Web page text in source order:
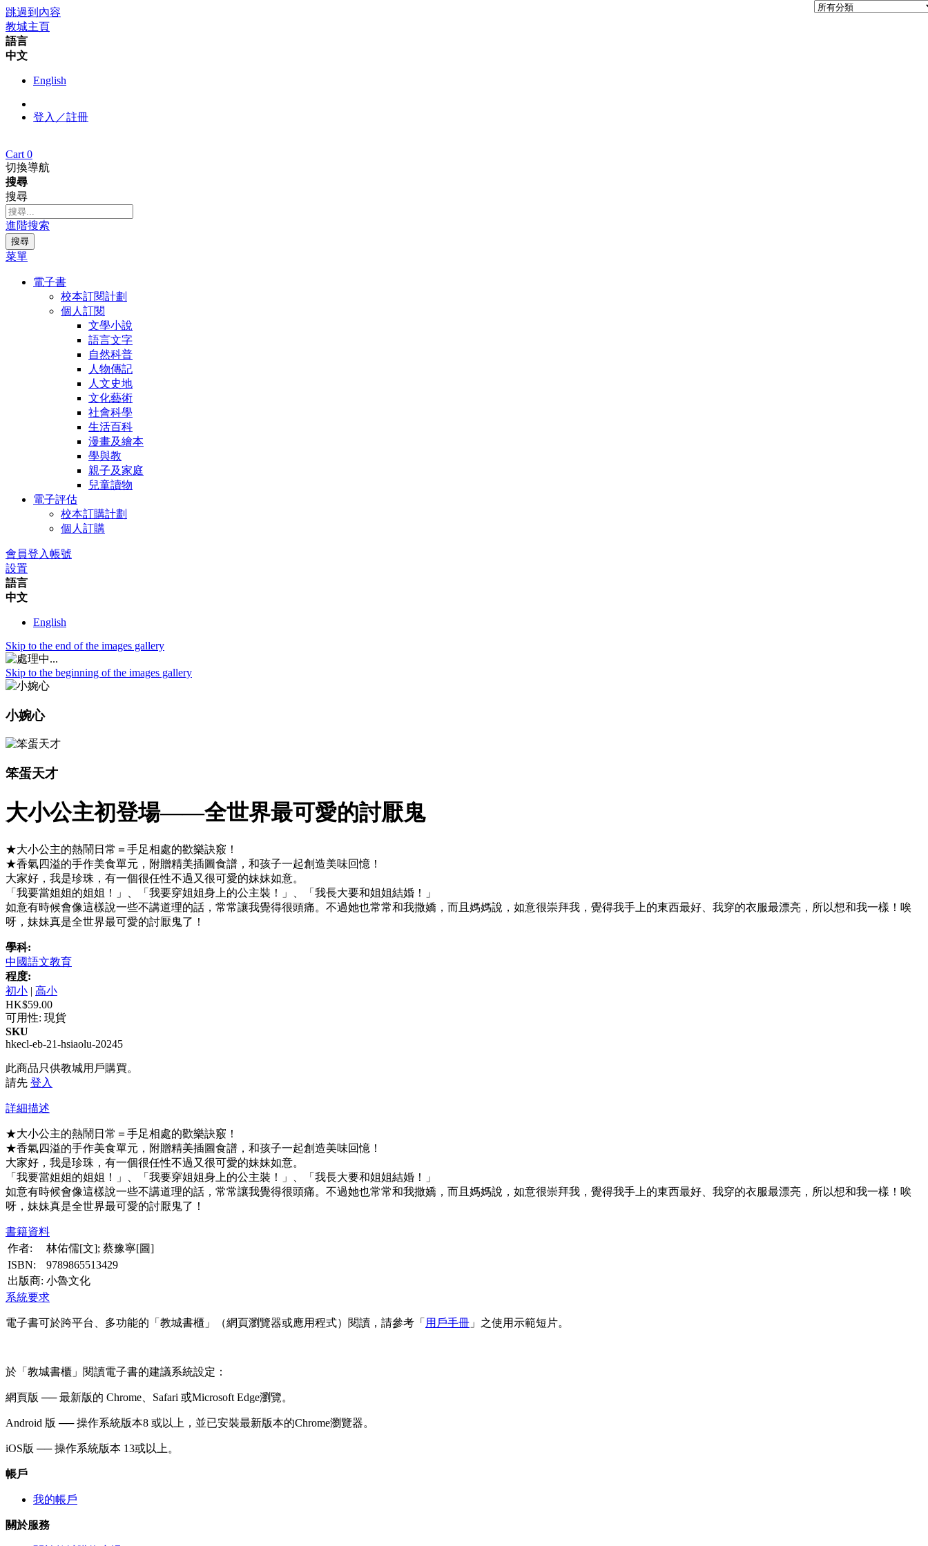
跳過到內容
教城主頁
語言
中文
English
登入／註冊
Cart 0
切換導航
搜尋
搜尋
進階搜索
搜尋
菜單
電子書
校本訂閱計劃
個人訂閱
文學小說
語言文字
自然科普
人物傳記
人文史地
文化藝術
社會科學
生活百科
漫畫及繪本
學與教
親子及家庭
兒童讀物
電子評估
校本訂購計劃
個人訂購
會員登入帳號
設置
語言
中文
English
Skip to the end of the images gallery
Skip to the beginning of the images gallery
小婉心
笨蛋天才
大小公主初登場——全世界最可愛的討厭鬼
★大小公主的熱鬧日常＝手足相處的歡樂訣竅！
★香氣四溢的手作美食單元，附贈精美插圖食譜，和孩子一起創造美味回憶！
大家好，我是珍珠，有一個很任性不過又很可愛的妹妹如意。
「我要當姐姐的姐姐！」、「我要穿姐姐身上的公主裝！」、「我長大要和姐姐結婚！」
如意有時候會像這樣說一些不講道理的話，常常讓我覺得很頭痛。不過她也常常和我撒嬌，而且媽媽說，如意很崇拜我，覺得我手上的東西最好、我穿的衣服最漂亮，所以想和我一樣！唉
呀，妹妹真是全世界最可愛的討厭鬼了！
學科:
中國語文教育
程度:
初小 | 高小
HK$59.00
可用性: 現貨
SKU
hkecl-eb-21-hsiaolu-20245
此商品只供教城用戶購買。
請先 登入
詳細描述
★大小公主的熱鬧日常＝手足相處的歡樂訣竅！
★香氣四溢的手作美食單元，附贈精美插圖食譜，和孩子一起創造美味回憶！
大家好，我是珍珠，有一個很任性不過又很可愛的妹妹如意。
「我要當姐姐的姐姐！」、「我要穿姐姐身上的公主裝！」、「我長大要和姐姐結婚！」
如意有時候會像這樣說一些不講道理的話，常常讓我覺得很頭痛。不過她也常常和我撒嬌，而且媽媽說，如意很崇拜我，覺得我手上的東西最好、我穿的衣服最漂亮，所以想和我一樣！唉
呀，妹妹真是全世界最可愛的討厭鬼了！
書籍資料
作者:
林佑儒[文]; 蔡豫寧[圖]
ISBN:
9789865513429
出版商: 小魯文化
系統要求
電子書可於跨平台、多功能的「教城書櫃」（網頁瀏覽器或應用程式）閱讀，請參考「 用戶手冊 」之使用示範短片。
於「教城書櫃」閱讀電子書的建議系統設定：
網頁版 ── 最新版的 Chrome、Safari 或Microsoft Edge瀏覽。
Android 版 ── 操作系統版本8 或以上，並已安裝最新版本的Chrome瀏覽器。
iOS版 ── 操作系統版本 13或以上。
帳戶
我的帳戶
關於服務